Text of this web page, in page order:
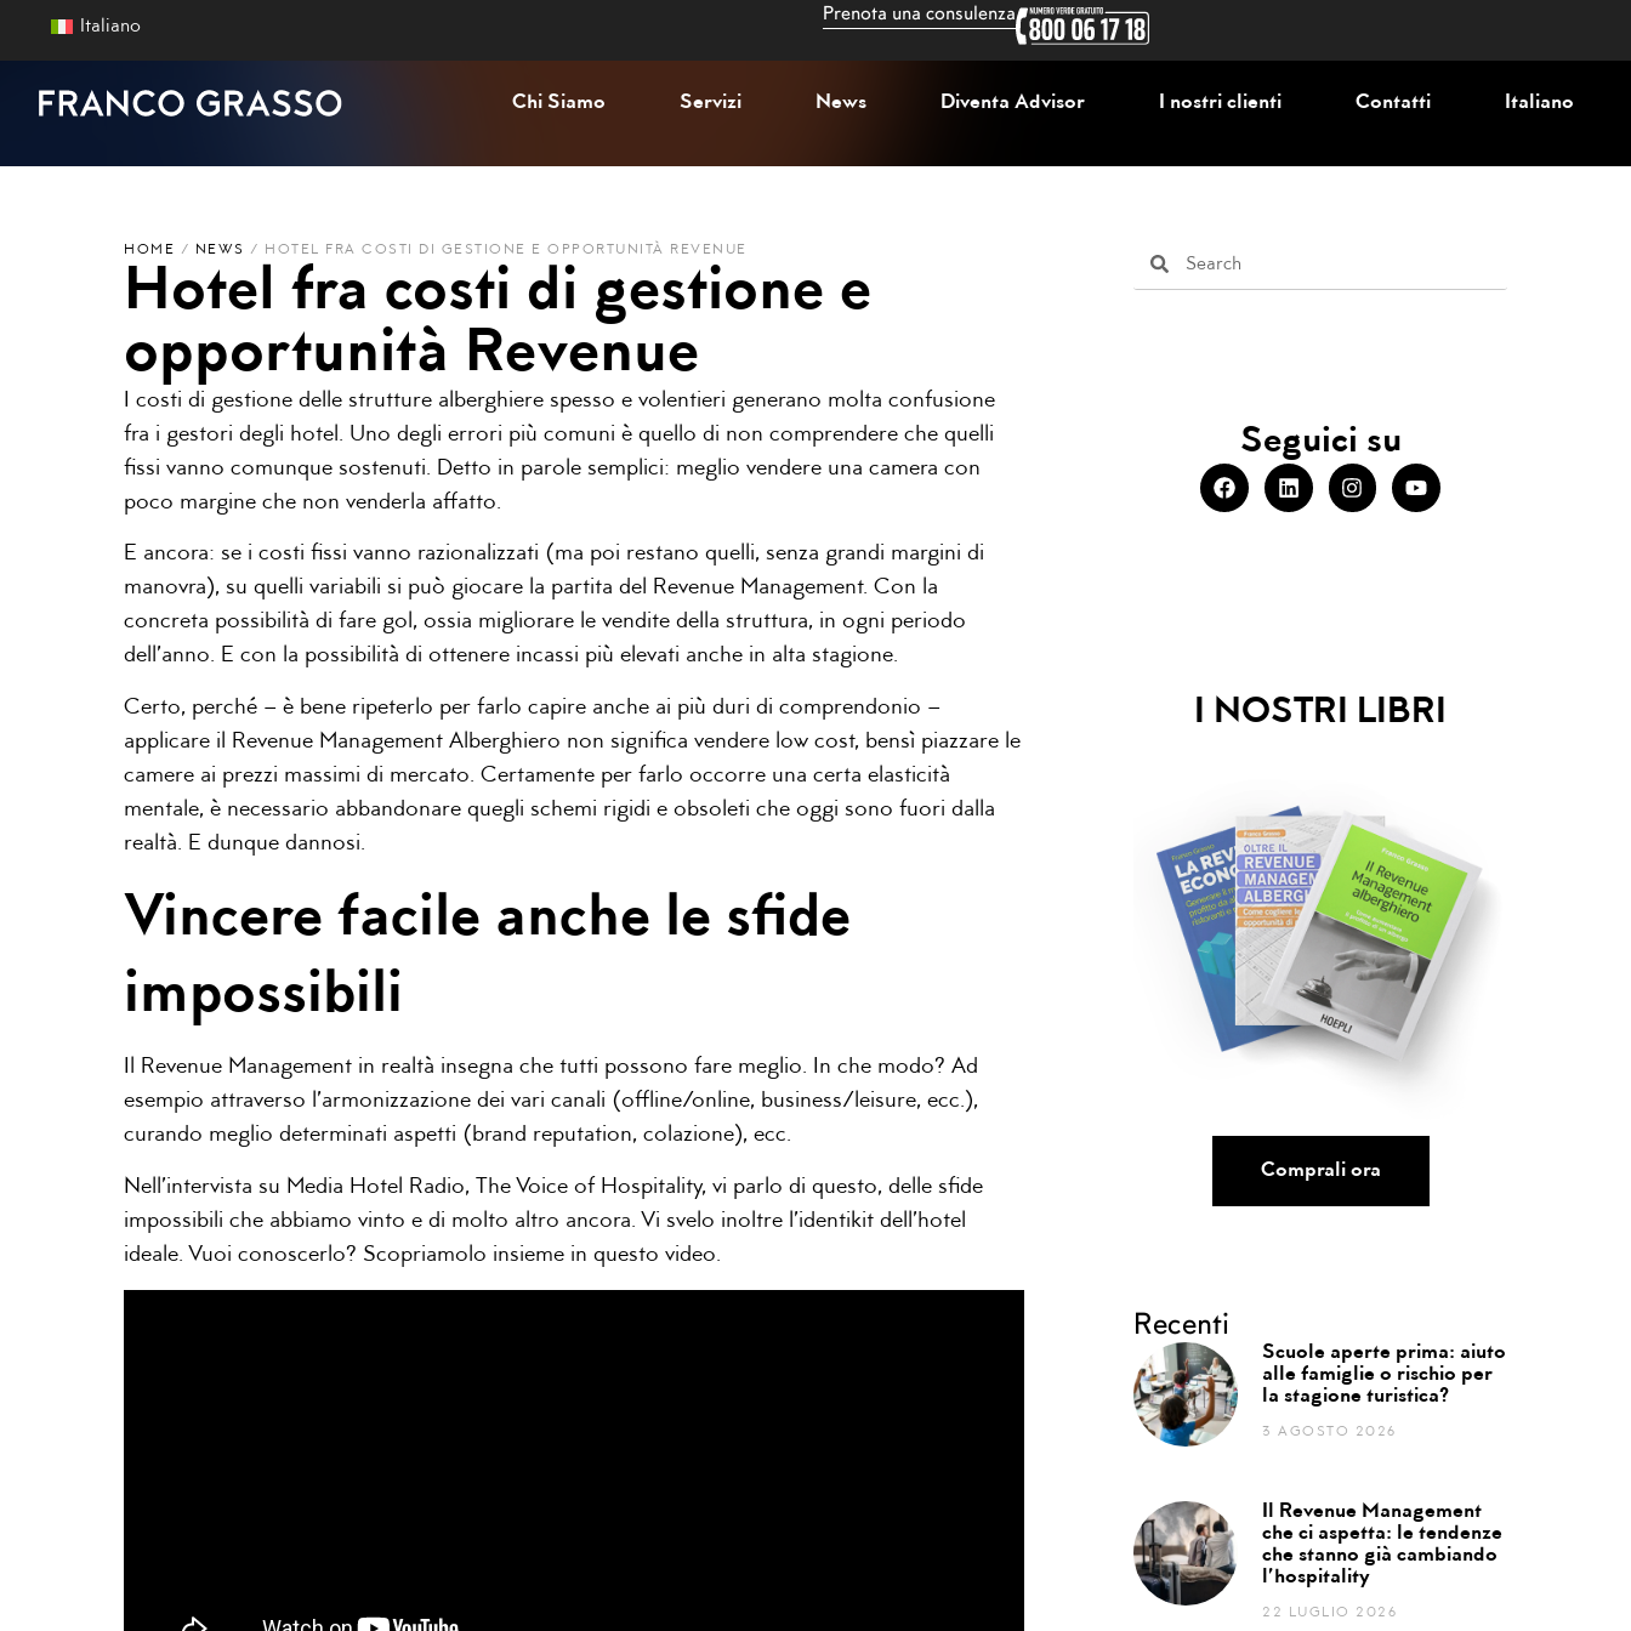
Italiano
Prenota una consulenza
Chi Siamo Servizi News Diventa Advisor I nostri clienti Contatti Italiano
HOME / NEWS / HOTEL FRA COSTI DI GESTIONE E OPPORTUNITÀ REVENUE
Hotel fra costi di gestione e
opportunità Revenue
I costi di gestione delle strutture alberghiere spesso e volentieri generano molta confusione
fra i gestori degli hotel. Uno degli errori più comuni è quello di non comprendere che quelli
fissi vanno comunque sostenuti. Detto in parole semplici: meglio vendere una camera con
poco margine che non venderla affatto.
E ancora: se i costi fissi vanno razionalizzati (ma poi restano quelli, senza grandi margini di
manovra), su quelli variabili si può giocare la partita del Revenue Management. Con la
concreta possibilità di fare gol, ossia migliorare le vendite della struttura, in ogni periodo
dell’anno. E con la possibilità di ottenere incassi più elevati anche in alta stagione.
Certo, perché – è bene ripeterlo per farlo capire anche ai più duri di comprendonio –
applicare il Revenue Management Alberghiero non significa vendere low cost, bensì piazzare le
camere ai prezzi massimi di mercato. Certamente per farlo occorre una certa elasticità
mentale, è necessario abbandonare quegli schemi rigidi e obsoleti che oggi sono fuori dalla
realtà. E dunque dannosi.
Vincere facile anche le sfide
impossibili
Il Revenue Management in realtà insegna che tutti possono fare meglio. In che modo? Ad
esempio attraverso l’armonizzazione dei vari canali (offline/online, business/leisure, ecc.),
curando meglio determinati aspetti (brand reputation, colazione), ecc.
Nell’intervista su Media Hotel Radio, The Voice of Hospitality, vi parlo di questo, delle sfide
impossibili che abbiamo vinto e di molto altro ancora. Vi svelo inoltre l’identikit dell’hotel
ideale. Vuoi conoscerlo? Scopriamolo insieme in questo video.
Seguici su
I NOSTRI LIBRI
Comprali ora
Recenti
Scuole aperte prima: aiuto
alle famiglie o rischio per
la stagione turistica?
3 AGOSTO 2026
Il Revenue Management
che ci aspetta: le tendenze
che stanno già cambiando
l’hospitality
22 LUGLIO 2026